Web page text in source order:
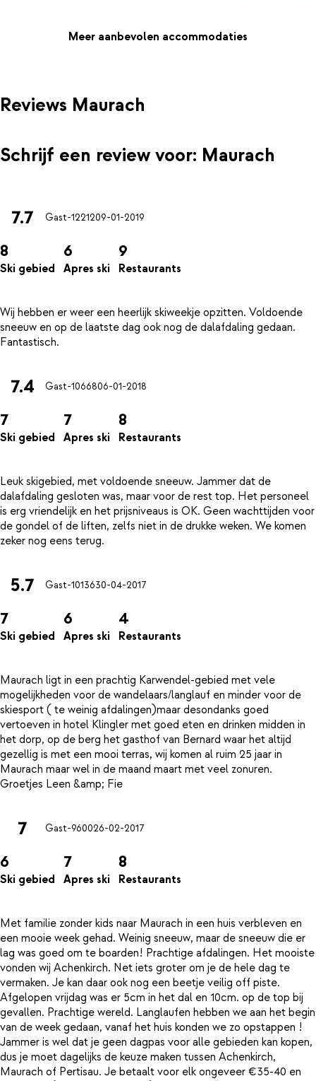
Meer aanbevolen accommodaties
Reviews Maurach
Schrijf een review voor: Maurach
7.7 Gast-1221209-01-2019
8
Ski gebied
6
Apres ski
9
Restaurants
Wij hebben er weer een heerlijk skiweekje opzitten. Voldoende
sneeuw en op de laatste dag ook nog de dalafdaling gedaan.
7.4 Gast-1066806-01-2018
7
Ski gebied
7
Apres ski
8
Restaurants
Leuk skigebied, met voldoende sneeuw. Jammer dat de
dalafdaling gesloten was, maar voor de rest top. Het personeel
is erg vriendelijk en het prijsniveaus is OK. Geen wachttijden voor
de gondel of de liften, zelfs niet in de drukke weken. We komen
5.7 Gast-1013630-04-2017
7
Ski gebied
6
Apres ski
4
Restaurants
Maurach ligt in een prachtig Karwendel-gebied met vele
mogelijkheden voor de wandelaars/langlauf en minder voor de
skiesport ( te weinig afdalingen)maar desondanks goed
vertoeven in hotel Klingler met goed eten en drinken midden in
het dorp, op de berg het gasthof van Bernard waar het altijd
gezellig is met een mooi terras, wij komen al ruim 25 jaar in
Maurach maar wel in de maand maart met veel zonuren.
7 Gast-960026-02-2017
6
Ski gebied
7
Apres ski
8
Restaurants
Met familie zonder kids naar Maurach in een huis verbleven en
een mooie week gehad. Weinig sneeuw, maar de sneeuw die er
lag was goed om te boarden! Prachtige afdalingen. Het mooiste
vonden wij Achenkirch. Net iets groter om je de hele dag te
vermaken. Je kan daar ook nog een beetje veilig off piste.
Afgelopen vrijdag was er 5cm in het dal en 10cm. op de top bij
gevallen. Prachtige wereld. Langlaufen hebben we aan het begin
van de week gedaan, vanaf het huis konden we zo opstappen !
Jammer is wel dat je geen dagpas voor alle gebieden kan kopen,
dus je moet dagelijks de keuze maken tussen Achenkirch,
Maurach of Pertisau. Je betaalt voor elk ongeveer €35-40 en